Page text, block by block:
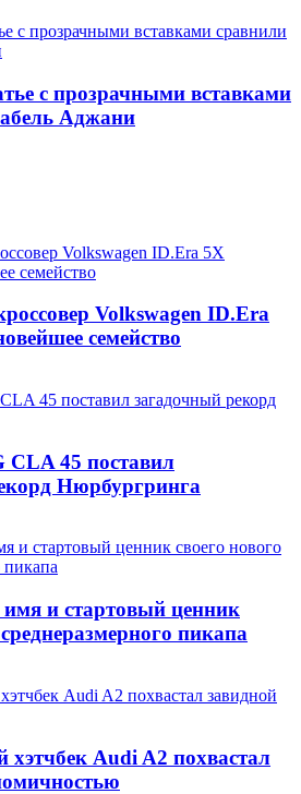
с прозрачными вставками
Аджани
Volkswagen ID.Era
семейство
CLA 45 поставил
Нюрбургринга
и стартовый ценник
пикапа
Audi A2 похвастал